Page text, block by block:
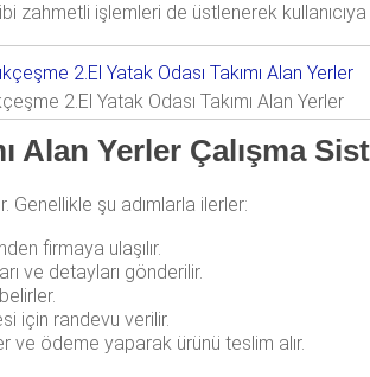
zahmetli işlemleri de üstlenerek
2.El Yatak Odası Takımı Alan Yerler
Alan Yerler Çalışma
Genellikle şu adımlarla ilerler:
firmaya ulaşılır.
ve detayları gönderilir.
için randevu verilir.
ve ödeme yaparak ürünü teslim alır.